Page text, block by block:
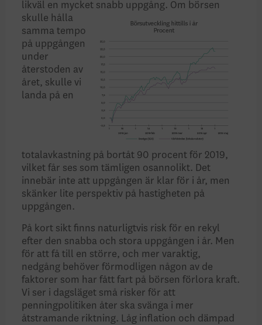
likväl en mycket snabb uppgång. Om börsen
skulle hålla
samma tempo
på uppgången
under
återstoden av
året, skulle vi
landa på en
totalavkastning på bortåt 90 procent för 2019,
vilket får ses som tämligen osannolikt. Det
innebär inte att uppgången är klar för i år, men
skänker lite perspektiv på hastigheten på
uppgången.
På kort sikt finns naturligtvis risk för en rekyl
efter den snabba och stora uppgången i år. Men
för att få till en större, och mer varaktig,
nedgång behöver förmodligen någon av de
faktorer som har fått fart på börsen förlora kraft.
Vi ser i dagsläget små risker för att
penningpolitiken åter ska svänga i mer
åtstramande riktning. Låg inflation och dämpad